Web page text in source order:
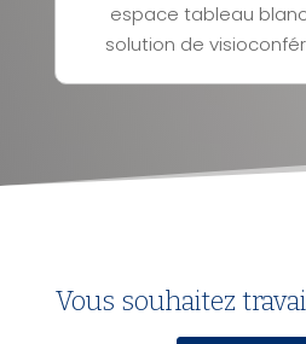
espace tableau
solution de
Vous souhaitez